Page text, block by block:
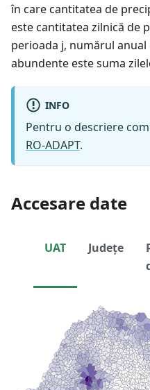
în care cantitatea de
este cantitatea zilnică de
perioada j, numărul
abundente este suma
INFO
Pentru o descriere
RO-ADAPT.
Accesare date
UAT Județe